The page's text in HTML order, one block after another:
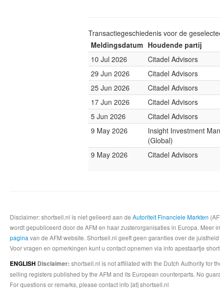
Transactiegeschiedenis voor de
Meldingsdatum Houdende partij
10 Jul 2026
Citadel Advisors
29 Jun 2026
Citadel Advisors
25 Jun 2026
Citadel Advisors
17 Jun 2026
Citadel Advisors
5 Jun 2026
Citadel Advisors
9 May 2026
Insight Investment
(Global)
9 May 2026
Citadel Advisors
Disclaimer: shortsell.nl is niet gelieerd aan de Autoriteit Financiele Markten
wordt gepubliceerd door de AFM en haar zusterorganisaties in Europa.
pagina van de AFM website. Shortsell.nl geeft geen garanties over de
Voor vragen en opmerkingen kunt u contact opnemen via info apestaartje
ENGLISH Disclaimer: shortsell.nl is not affiliated with the Dutch Authority for
selling registers published by the AFM and its European counterparts. No
For questions or remarks, please contact info [at] shortsell.nl